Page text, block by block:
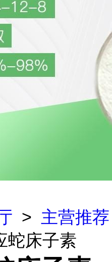
> 主营推荐
蛇床子素